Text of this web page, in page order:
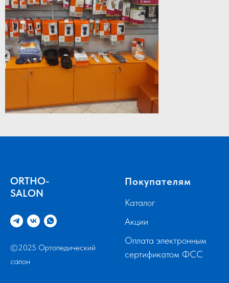
ORTHO-
SALON
©2025 Ортопедический
салон
Покупателям
Каталог
Акции
Оплата электронным
сертификатом ФСС